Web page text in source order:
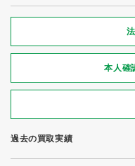
本人確
過去の買取実績